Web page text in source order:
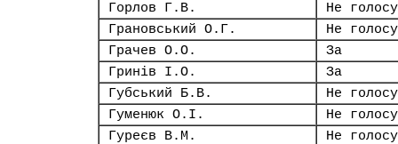
Горлов Г.В.
Не
Грановський О.Г.
Не
Грачев О.О.
За
Гринів І.О.
За
Губський Б.В.
Не
Гуменюк О.І.
Не
Гуреєв В.М.
Не